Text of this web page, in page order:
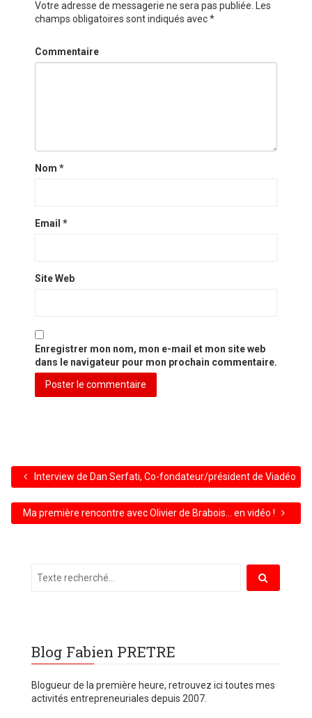
Votre adresse de messagerie ne sera pas publiée.
Les
champs obligatoires sont indiqués avec*
Commentaire
Nom *
Email *
Site Web
Enregistrer mon nom, mon e-mail et mon site web
dans le navigateur pour mon prochain commentaire.
Interview de Dan Serfati, Co-fondateur/président de Viadéo
Ma première rencontre avec Olivier de Brabois… en vidéo !
Blog Fabien PRETRE
Blogueur de la première heure, retrouvez ici toutes mes
activités entrepreneuriales depuis 2007.